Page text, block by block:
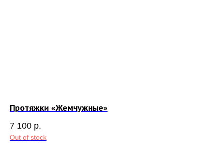
Протяжки «Жемчужные»
7 100 р.
Out of stock